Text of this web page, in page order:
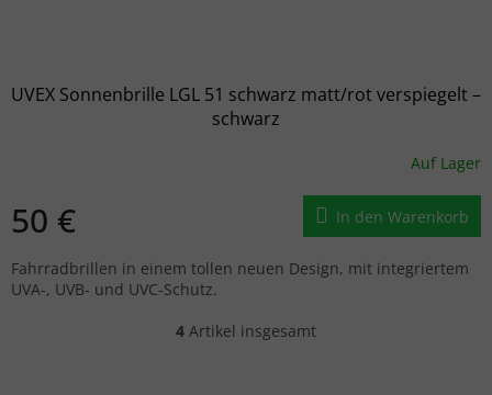
UVEX Sonnenbrille LGL 51 schwarz matt/rot verspiegelt –
schwarz
Auf Lager
50 € In den Warenkorb
Fahrradbrillen in einem tollen neuen Design, mit integriertem
UVA-, UVB- und UVC-Schutz.
Steuerelemente der Liste
4 Artikel insgesamt